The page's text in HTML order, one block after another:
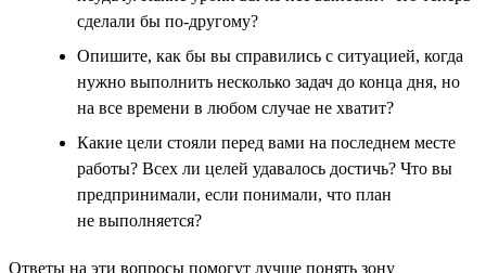
сделали бы по-другому?
Опишите, как бы вы справились с ситуацией, когда
нужно выполнить несколько задач до конца дня, но
на все времени в любом случае не хватит?
Какие цели стояли перед вами на последнем месте
работы? Всех ли целей удавалось достичь? Что вы
предпринимали, если понимали, что план
не выполняется?
Ответы на эти вопросы помогут лучше понять зону